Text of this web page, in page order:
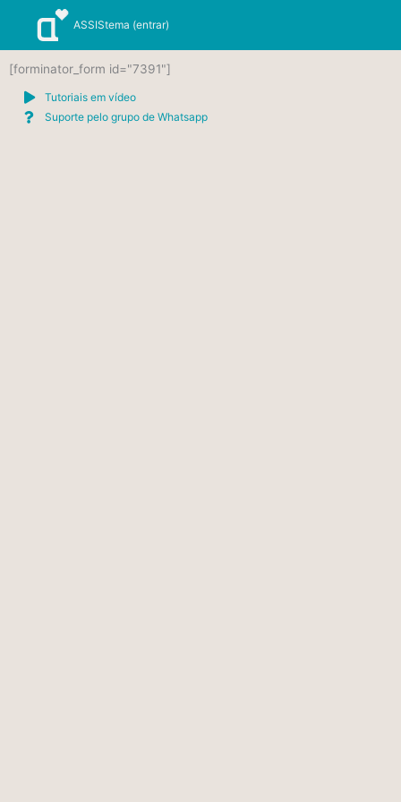
o
conteúdo
ASSIStema (entrar)
[forminator_form id="7391"]
Tutoriais em vídeo
Suporte pelo grupo de Whatsapp